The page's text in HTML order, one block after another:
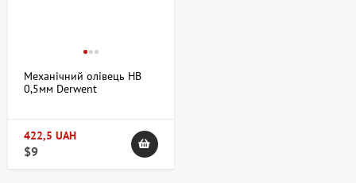
Механічний олівець НВ
0,5мм Derwent
422,5 UAH
$9